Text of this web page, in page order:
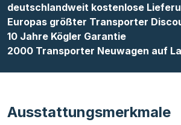
deutschlandweit kostenlose
Europas größter Transporter
10 Jahre Kögler Garantie
2000 Transporter Neuwagen auf
Ausstattungsmerkmale